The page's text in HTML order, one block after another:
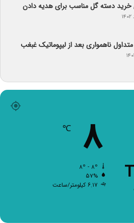
خرید دسته گل مناسب برای هدیه دادن
ناهمواری بعد از لیپوماتیک غبغب
۸ ℃
۵۷%
۶.۱۷ کیلومتر/ساعت